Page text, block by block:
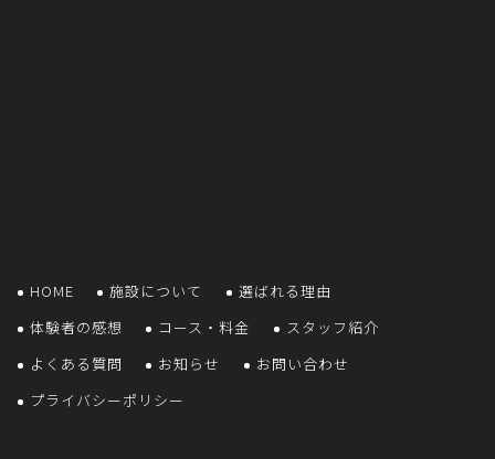
HOME 施設について
選ばれる理由
体験者の感想
コース・料金
スタッフ紹介
よくある質問
お知らせ
お問い合わせ
プライバシーポリシー